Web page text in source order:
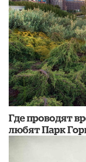
Где проводят
любят Парк